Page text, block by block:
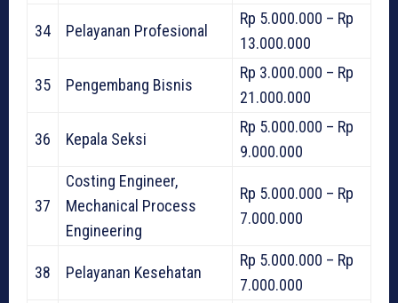
34 Pelayanan Profesional
Rp 5.000.000 – Rp
13.000.000
35 Pengembang Bisnis
Rp 3.000.000 – Rp
21.000.000
36 Kepala Seksi
Rp 5.000.000 – Rp
9.000.000
37
Costing Engineer,
Mechanical Process
Engineering
Rp 5.000.000 – Rp
7.000.000
38 Pelayanan Kesehatan
Rp 5.000.000 – Rp
7.000.000